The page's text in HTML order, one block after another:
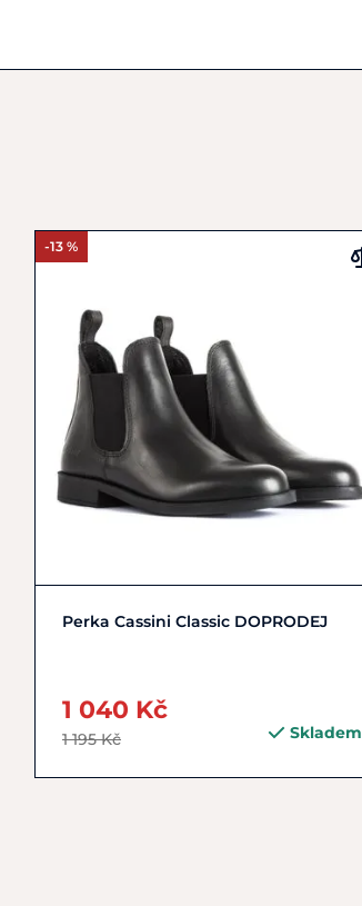
-13 %
30 31 32 33 + 14
Perka Cassini Classic DOPRODEJ
1 040 Kč
1 195 Kč Skladem